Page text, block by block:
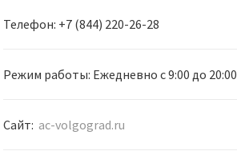
Телефон: +7 (844) 220-26-28
Режим работы: Ежедневно c 9:00 дo 20:00
Сайт: ac-volgograd.ru